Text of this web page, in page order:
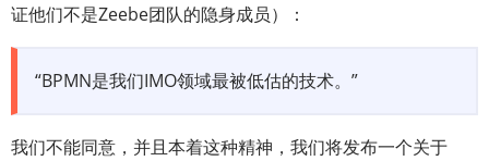
证他们不是Zeebe团队的隐身成员）：
“BPMN是我们IMO领域最被低估的技术。”
我们不能同意，并且本着这种精神，我们将发布一个关于